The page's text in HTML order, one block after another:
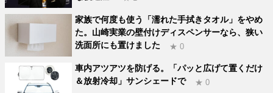
家族で何度も使う「濡れた手拭きタオル」をやめ
た。山崎実業の壁付けディスペンサーなら、狭い
洗面所にも置けました
★ 0
車内アツアツを防げる。「パッと広げて置くだけ
＆放射冷却」サンシェードで
★ 0